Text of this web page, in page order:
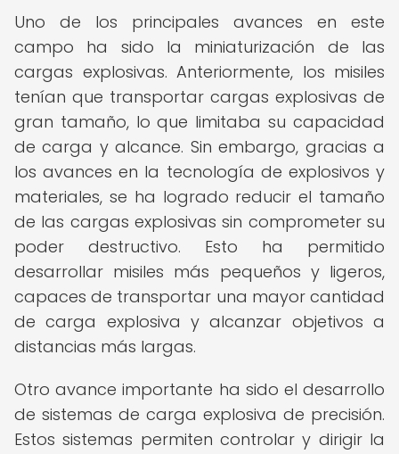
Uno de los principales avances en este
campo ha sido la miniaturización de las
cargas explosivas. Anteriormente, los misiles
tenían que transportar cargas explosivas de
gran tamaño, lo que limitaba su capacidad
de carga y alcance. Sin embargo, gracias a
los avances en la tecnología de explosivos y
materiales, se ha logrado reducir el tamaño
de las cargas explosivas sin comprometer su
poder destructivo. Esto ha permitido
desarrollar misiles más pequeños y ligeros,
capaces de transportar una mayor cantidad
de carga explosiva y alcanzar objetivos a
distancias más largas.
Otro avance importante ha sido el desarrollo
de sistemas de carga explosiva de precisión.
Estos sistemas permiten controlar y dirigir la